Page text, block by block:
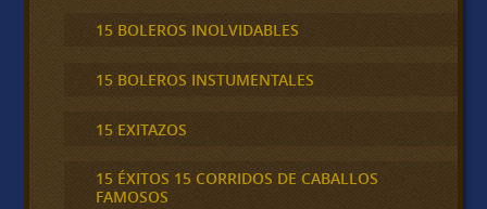
15 BOLEROS INOLVIDABLES
15 BOLEROS INSTUMENTALES
15 EXITAZOS
15 ÉXITOS 15 CORRIDOS DE CABALLOS
FAMOSOS